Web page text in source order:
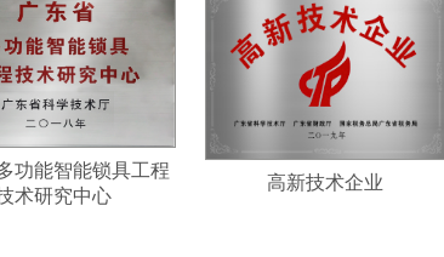
功能智能锁具工程
术研究中心
高新技术企业